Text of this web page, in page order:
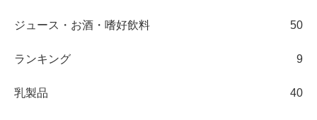
ジュース・お酒・嗜好飲料 50
ランキング 9
乳製品 40